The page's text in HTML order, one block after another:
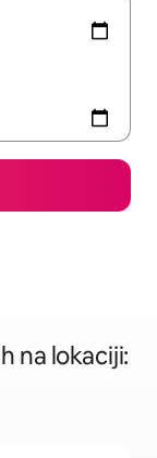
na lokaciji: